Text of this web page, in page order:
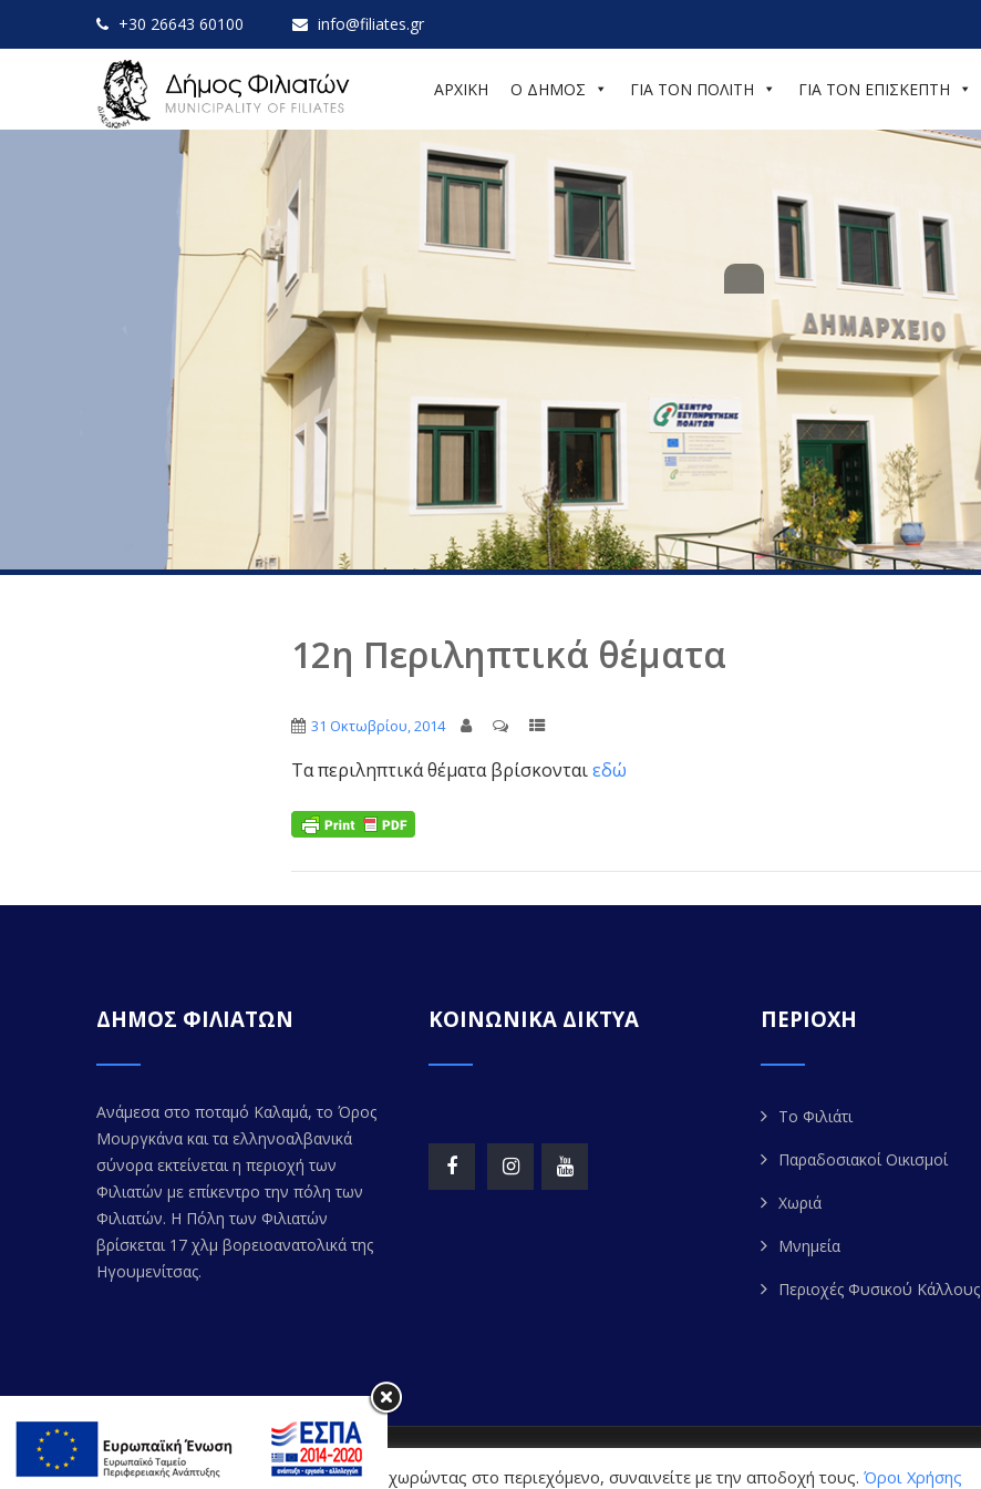
+30 26643 60100 info@filiates.gr
ΑΡΧΙΚΗ Ο ΔΗΜΟΣ ΓΙΑ ΤΟΝ ΠΟΛΙΤΗ ΓΙΑ ΤΟΝ ΕΠΙΣΚΕΠΤΗ
12η Περιληπτικά θέματα
31 Οκτωβρίου, 2014
Τα περιληπτικά θέματα βρίσκονταιεδώ
ΔΗΜΟΣ ΦΙΛΙΑΤΩΝ
Ανάμεσα στο ποταμό Καλαμά, το Όρος
Μουργκάνα και τα ελληνοαλβανικά
σύνορα εκτείνεται η περιοχή των
Φιλιατών με επίκεντρο την πόλη των
Φιλιατών. Η Πόλη των Φιλιατών
βρίσκεται 17 χλμ βορειοανατολικά της
Ηγουμενίτσας.
ΚΟΙΝΩΝΙΚΑ ΔΙΚΤΥΑ ΠΕΡΙΟΧΗ
Το Φιλιάτι
Παραδοσιακοί Οικισμοί
Χωριά
Μνημεία
Περιοχές Φυσικού Κάλλους
© Copyright 2020. FILIATES.GR | All Rights Reserved. Powered by
Η Διαδικτυακή Πύλη χρησιμοποιεί cookies. Προχωρώντας στο περιεχόμενο, συναινείτε με την αποδοχή τους. Όροι Χρήσης